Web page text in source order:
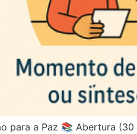
para a Paz 📚 Abertura